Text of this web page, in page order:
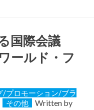
国際会議
ールド・フ
/プロモーション/ブラ
その他
Written by